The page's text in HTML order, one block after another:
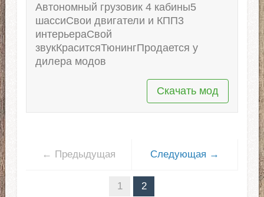
Автономный грузовик 4 кабины5
шассиСвои двигатели и КПП3
интерьераСвой
звукКраситсяТюнингПродается у
дилера модов
Скачать мод
← Предыдущая Следующая →
1 2